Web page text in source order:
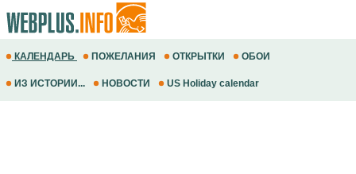
КАЛЕНДАРЬ ПОЖЕЛАНИЯ ОТКРЫТКИ ОБОИ
ИЗ ИСТОРИИ... НОВОСТИ US Holiday calendar